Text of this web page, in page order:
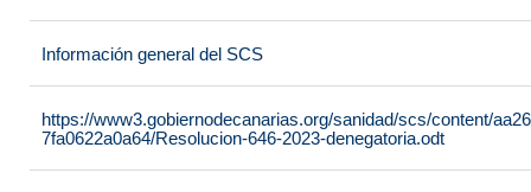
Información general del SCS
https://www3.gobiernodecanarias.org/sanidad/scs/content/
7fa0622a0a64/Resolucion-646-2023-denegatoria.odt